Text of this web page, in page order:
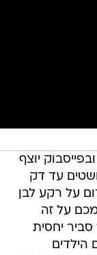
יוצף
עד דק
על רקע לבן
על זה
יחסית
הילדים